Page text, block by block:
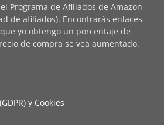
Programa de Afiliados de Amazon
de afiliados). Encontrarás enlaces
yo obtengo un porcentaje de
de compra se vea aumentado.
y Cookies